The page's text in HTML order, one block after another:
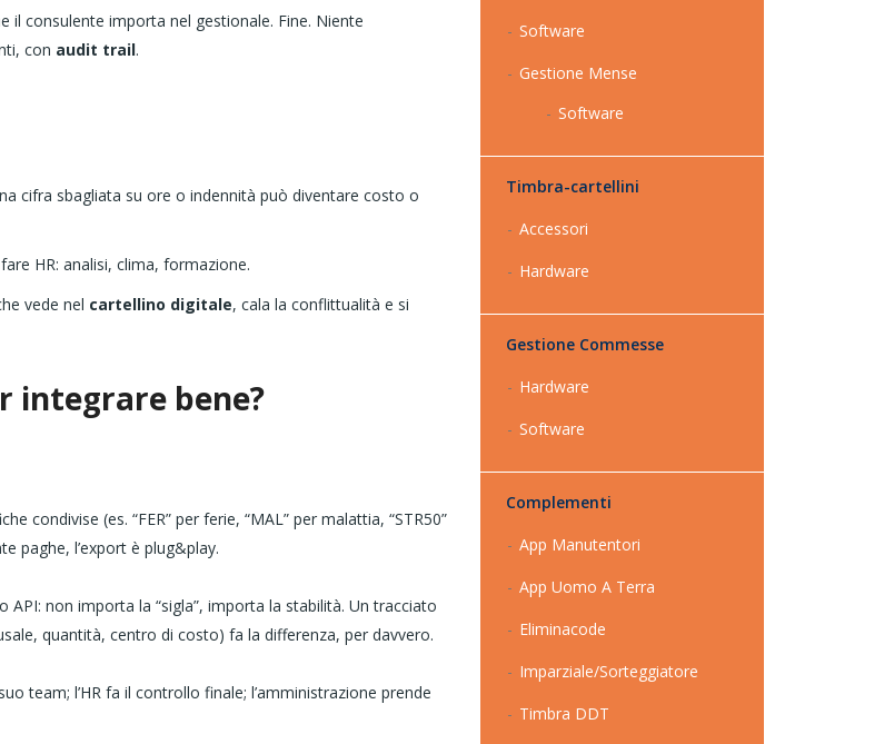
il consulente importa nel gestionale. Fine. Niente
con audit trail.
cifra sbagliata su ore o indennità può diventare costo o
HR: analisi, clima, formazione.
vede nel cartellino digitale, cala la conflittualità e si
integrare bene?
condivise (es. “FER” per ferie, “MAL” per malattia, “STR50”
paghe, l’export è plug&play.
API: non importa la “sigla”, importa la stabilità. Un tracciato
quantità, centro di costo) fa la differenza, per davvero.
team; l’HR fa il controllo finale; l’amministrazione prende
Software
Gestione Mense
Software
Timbra-cartellini
Accessori
Hardware
Gestione Commesse
Hardware
Software
Complementi
App Manutentori
App Uomo A Terra
Eliminacode
Imparziale/Sorteggiatore
Timbra DDT